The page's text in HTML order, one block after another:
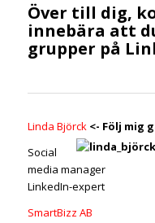
Över till dig,
innebära att
grupper på
Linda Björck <- Följ mig
Social
media manager
LinkedIn-expert
SmartBizz AB